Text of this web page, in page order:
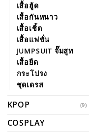
เสื้อฮู้ด
เสื้อกันหนาว
เสื้อเชิ้ต
เสื้อแฟชั่น
JUMPSUIT จั๊มสูท
เสื้อยืด
กระโปรง
ชุดเดรส
KPOP (9)
COSPLAY